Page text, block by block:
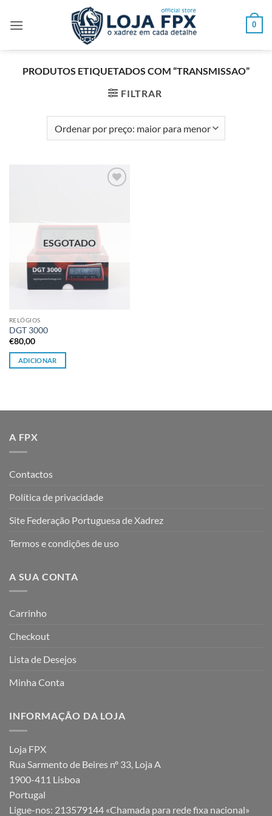
0
PRODUTOS ETIQUETADOS COM “TRANSMISSAO”
FILTRAR
ESGOTADO
RELÓGIOS
DGT 3000
€80,00
ADICIONAR
A FPX
Contactos
Política de privacidade
Site Federação Portuguesa de Xadrez
Termos e condições de uso
A SUA CONTA
Carrinho
Checkout
Lista de Desejos
Minha Conta
INFORMAÇÃO DA LOJA
Loja FPX
Rua Sarmento de Beires nº 33, Loja A
1900-411 Lisboa
Portugal
Ligue-nos: 213579144 «Chamada para rede fixa nacional»